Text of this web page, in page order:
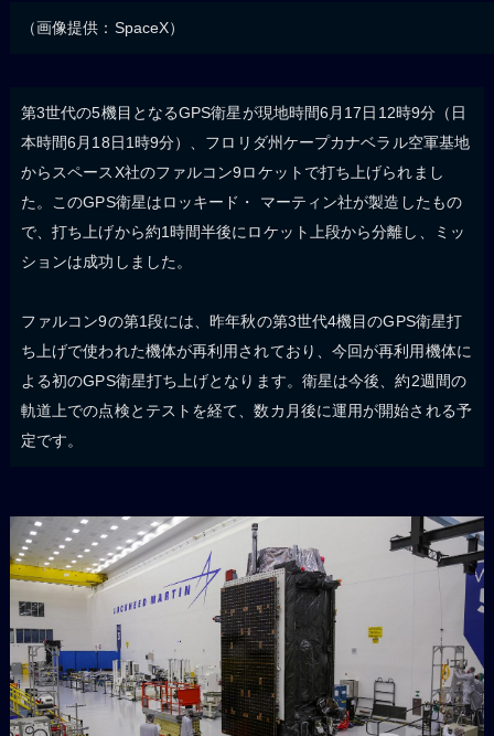
（画像提供：SpaceX）
第3世代の5機目となるGPS衛星が現地時間6月17日12時9分（日
本時間6月18日1時9分）、フロリダ州ケープカナベラル空軍基地
からスペースX社のファルコン9ロケットで打ち上げられまし
た。このGPS衛星はロッキード・ マーティン社が製造したもの
で、打ち上げから約1時間半後にロケット上段から分離し、ミッ
ションは成功しました。
ファルコン9の第1段には、昨年秋の第3世代4機目のGPS衛星打
ち上げで使われた機体が再利用されており、今回が再利用機体に
よる初のGPS衛星打ち上げとなります。衛星は今後、約2週間の
軌道上での点検とテストを経て、数カ月後に運用が開始される予
定です。